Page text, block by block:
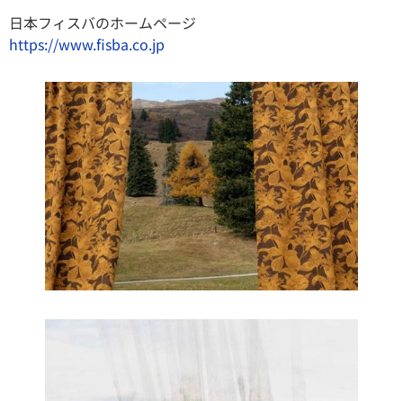
日本フィスバのホームページ
https://www.fisba.co.jp